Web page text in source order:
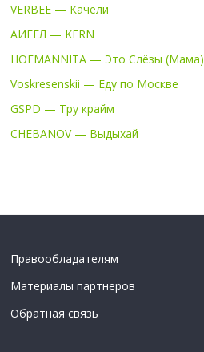
VERBEE — Качели
АИГЕЛ — KERN
HOFMANNITA — Это Слёзы (Мама)
Voskresenskii — Еду по Москве
GSPD — Тру крайм
CHEBANOV — Выдыхай
Правообладателям
Материалы партнеров
Обратная связь